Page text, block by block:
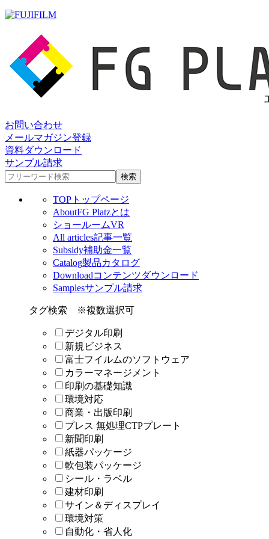
お問い合わせ
メールマガジン登録
資料ダウンロード
サンプル請求
TOP トップページ
AboutFG Platzとは
ショールームVR
All articles記事一覧
Subsidy補助金一覧
Catalog製品カタログ
Downloadコンテンツダウンロード
Samplesサンプル請求
タグ検索 ※複数選択可
デジタル印刷
新規ビジネス
富士フイルムのソフトウェア
カラーマネージメント
印刷の基礎知識
環境対応
商業・出版印刷
プレス 無処理CTPプレート
新聞印刷
紙器パッケージ
軟包装パッケージ
シール・ラベル
建材印刷
サイン＆ディスプレイ
環境対策
自動化・省人化